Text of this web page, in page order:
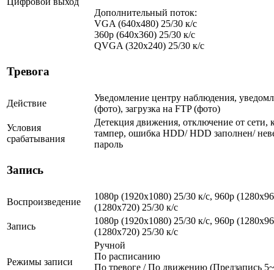
Дополнительный поток:
VGA (640x480) 25/30 к/с
360p (640x360) 25/30 к/с
QVGA (320x240) 25/30 к/с
Тревога
Действие
Уведомление центру наблюдения,
(фото), загрузка на FTP (фото)
Условия
срабатывания
Детекция движения, отключение от сети,
тампер, ошибка HDD/ HDD заполнен/
пароль
Запись
Воспроизведение
1080p (1920x1080) 25/30 к/с, 960p
(1280х720) 25/30 к/с
Запись
1080p (1920x1080) 25/30 к/с, 960p
(1280х720) 25/30 к/с
Режимы записи
Ручной
По расписанию
По тревоге / По движению (Предзапись